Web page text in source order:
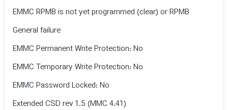
EMMC RPMB is not yet programmed (clear) or RPMB
General failure
EMMC Permanent Write Protection: No
EMMC Temporary Write Protection: No
EMMC Password Locked: No
Extended CSD rev 1.5 (MMC 4.41)